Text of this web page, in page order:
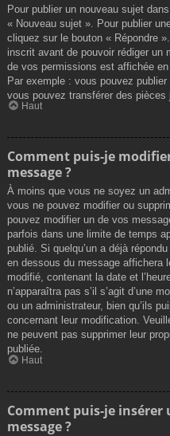
Pour publier un nouveau sujet
« Nouveau sujet ». Pour publier
cliquez sur le bouton « Répondre
inscrit avant de pouvoir rédiger un
de vos permissions est affichée en
Par exemple : vous pouvez
vous pouvez transférer des pièces
Haut
Comment puis-je
message ?
À moins que vous ne soyez un
vous ne pouvez modifier ou
pouvez modifier un de vos
parfois dans une limite de temps
publié. Si quelqu’un a déjà
en dessous du message affichera
modifié, contenant la date et
n’apparaîtra pas s’il s’agit d’une
ou un administrateur, bien qu’ils
concernant leur modification.
ne peuvent pas supprimer leur
publiée.
Haut
Comment puis-je insérer
message ?